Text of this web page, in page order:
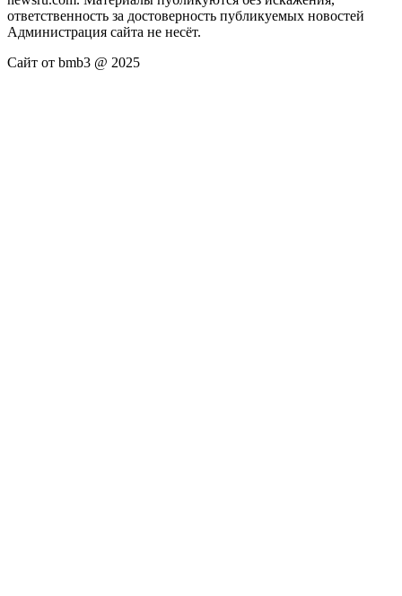
ответственность за достоверность публикуемых новостей
Администрация сайта не несёт.
Сайт от bmb3 @ 2025